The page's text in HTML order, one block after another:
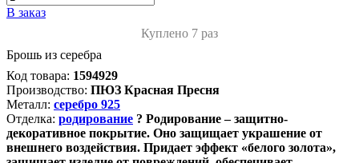
В заказ
Куплено 7 раз
Брошь из серебра
Код товара: 1594929
Производство: ПЮЗ Красная Пресня
Металл: серебро 925
Отделка: родирование ? Родирование – защитно-
декоративное покрытие. Оно защищает украшение от
внешнего воздействия. Придает эффект «белого золота»,